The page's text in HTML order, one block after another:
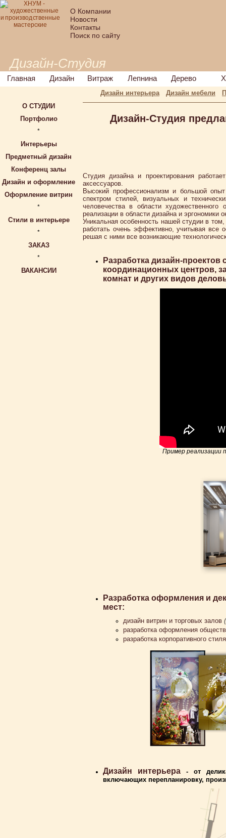
О Компании
Новости
Контакты
Поиск по сайту
Дизайн-Студия
Главная Дизайн Витраж Лепнина Дерево
Дизайн интерьера Дизайн мебели
О СТУДИИ
Портфолио
*
Интерьеры
Предметный дизайн
Конференц залы
Дизайн и оформление
Оформление витрин
*
Стили в интерьере
*
ЗАКАЗ
*
ВАКАНСИИ
Дизайн-Студия
Студия дизайна и проектирования
аксессуаров.
Высокий профессионализм и большой
спектром стилей, визуальных и
человечества в области
реализации в области дизайна и эргономики
Уникальная особенность нашей студии в
работать очень эффективно, учитывая все
решая с ними все возникающие
Разработка дизайн-
координационных центров,
комнат и других видов
Пример реализации
Разработка оформления и
мест:
дизайн витрин и торговых залов
разработка оформления
разработка корпоративного
Дизайн интерьера - от
включающих перепланировку,